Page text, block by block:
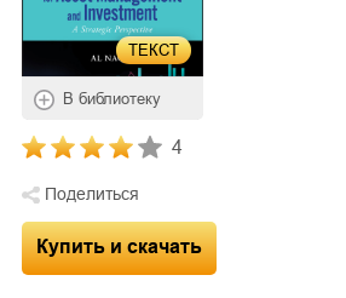
ТЕКСТ
В библиотеку
4
Поделиться
Купить и скачать